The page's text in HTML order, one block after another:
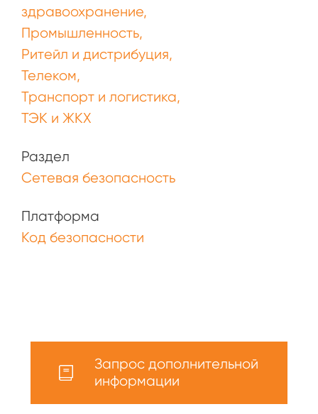
здравоохранение
Промышленность
Ритейл и дистрибуция
Телеком
Транспорт и логистика
ТЭК и ЖКХ
Раздел
Сетевая безопасность
Платформа
Код безопасности
Запрос дополнительной
информации